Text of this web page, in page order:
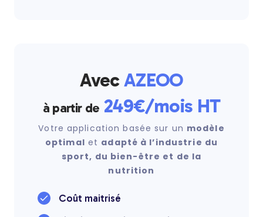
AvecAZEOO
à partir de 249€/mois HT
Votre application basée sur un modèle
optimal et adapté à l’industrie du
sport, du bien-être et de la
nutrition
Coût maitrisé